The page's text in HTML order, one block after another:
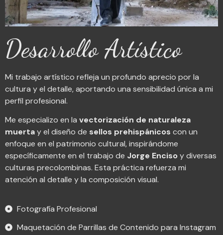
Desarrollo Artístico
Mi trabajo artístico refleja un profundo aprecio por la
cultura y el detalle, aportando una sensibilidad única a mi
perfil profesional.
Me especializo en la vectorización de naturaleza
muertay el diseño de sellos prehispánicos con un
enfoque en el patrimonio cultural, inspirándome
específicamente en el trabajo de Jorge Enciso y diversas
culturas precolombinas. Esta práctica refuerza mi
atención al detalle y la composición visual.
Fotografía Profesional
Maquetación de Parrillas de Contenido para Instagram